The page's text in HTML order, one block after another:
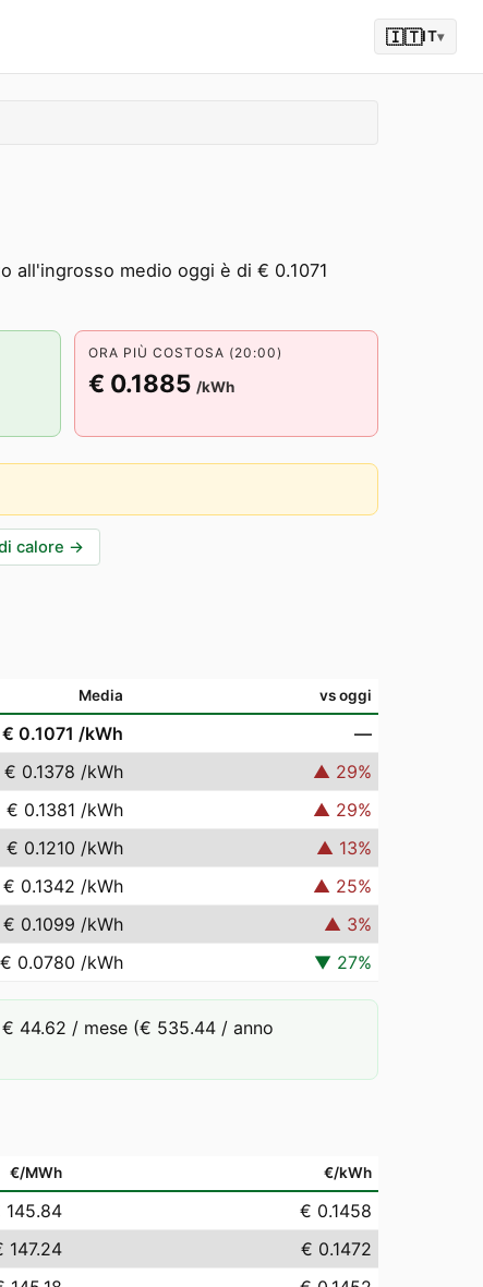
🇮🇹IT▾
all'ingrosso medio oggi è di € 0.1071
ORA PIÙ COSTOSA (20:00)
€ 0.1885 /kWh
calore →
Media vs oggi
€ 0.1071 /kWh
—
€ 0.1378 /kWh ▲ 29%
€ 0.1381 /kWh ▲ 29%
€ 0.1210 /kWh ▲ 13%
€ 0.1342 /kWh ▲ 25%
€ 0.1099 /kWh ▲ 3%
€ 0.0780 /kWh ▼ 27%
44.62 / mese (€ 535.44 / anno
€/MWh €/kWh
145.84
€ 0.1458
147.24
€ 0.1472